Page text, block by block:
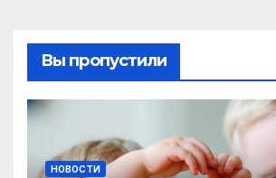
Вы пропустили
НОВОСТИ